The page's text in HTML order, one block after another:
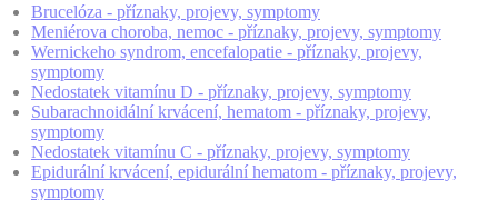
Brucelóza - příznaky, projevy, symptomy
Meniérova choroba, nemoc - příznaky, projevy, symptomy
Wernickeho syndrom, encefalopatie - příznaky, projevy,
symptomy
Nedostatek vitamínu D - příznaky, projevy, symptomy
Subarachnoidální krvácení, hematom - příznaky, projevy,
symptomy
Nedostatek vitamínu C - příznaky, projevy, symptomy
Epidurální krvácení, epidurální hematom - příznaky, projevy,
symptomy